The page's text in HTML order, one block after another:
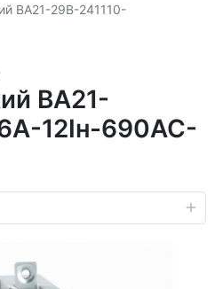
ВА21-29В-241110-
ВА21-
12Iн-690AC-